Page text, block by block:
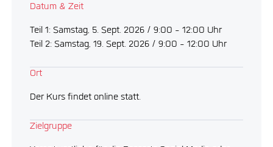
Datum & Zeit
Teil 1: Samstag, 5. Sept. 2026 / 9:00 - 12:00 Uhr
Teil 2: Samstag, 19. Sept. 2026 / 9:00 - 12:00 Uhr
Ort
Der Kurs findet online statt.
Zielgruppe